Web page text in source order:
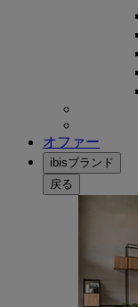
オファー
ibisブランド
戻る